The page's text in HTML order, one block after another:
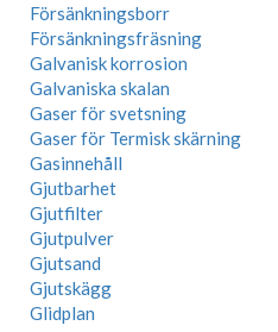
Försänkningsborr
Försänkningsfräsning
Galvanisk korrosion
Galvaniska skalan
Gaser för svetsning
Gaser för Termisk skärning
Gasinnehåll
Gjutbarhet
Gjutfilter
Gjutpulver
Gjutsand
Gjutskägg
Glidplan